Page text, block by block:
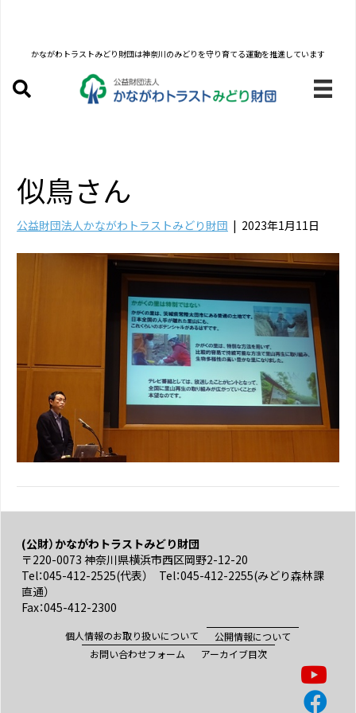
かながわトラストみどり財団は神奈川のみどりを守り育てる運動を推進しています
似鳥さん
公益財団法人かながわトラストみどり財団 | 2023年1月11日
(公財）かながわトラストみどり財団
〒220-0073 神奈川県横浜市西区岡野2-12-20
Tel：045-412-2525(代表） Tel：045-412-2255(みどり森林課
直通）
Fax：045-412-2300
個人情報のお取り扱いについて
公開情報について
お問い合わせフォーム
アーカイブ目次